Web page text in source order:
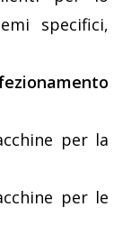
specifici,
per la
per le